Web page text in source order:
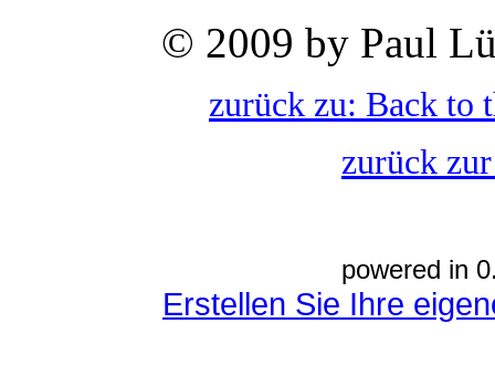
© 2009 by Paul
zurück zu: Back to
zurück
powered in
Erstellen Sie Ihre